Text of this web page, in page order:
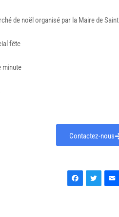
de noël organisé par la Maire de
fête
minute
Contactez-nous